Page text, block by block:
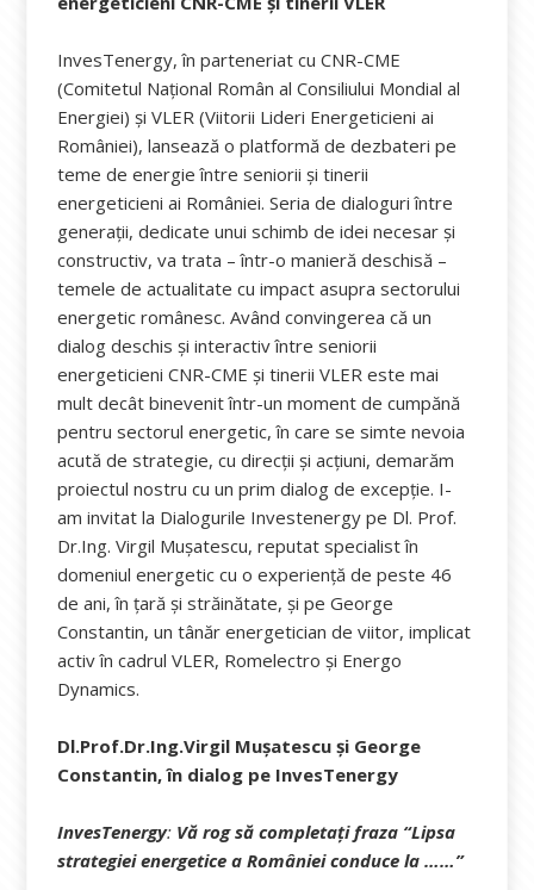
InvesTenergy, în parteneriat cu CNR-CME
(Comitetul Național Român al Consiliului Mondial al
Energiei) și VLER (Viitorii Lideri Energeticieni ai
României), lansează o platformă de dezbateri pe
teme de energie între seniorii și tinerii
energeticieni ai României. Seria de dialoguri între
generații, dedicate unui schimb de idei necesar și
constructiv, va trata – într-o manieră deschisă –
temele de actualitate cu impact asupra sectorului
energetic românesc. Având convingerea că un
dialog deschis și interactiv între seniorii
energeticieni CNR-CME și tinerii VLER este mai
mult decât binevenit într-un moment de cumpănă
pentru sectorul energetic, în care se simte nevoia
acută de strategie, cu direcții și acțiuni, demarăm
proiectul nostru cu un prim dialog de excepție. I-
am invitat la Dialogurile Investenergy pe Dl. Prof.
Dr.Ing. Virgil Mușatescu, reputat specialist în
domeniul energetic cu o experiență de peste 46
de ani, în țară și străinătate, și pe George
Constantin, un tânăr energetician de viitor, implicat
activ în cadrul VLER, Romelectro și Energo
Dynamics.
Dl.Prof.Dr.Ing.Virgil Mușatescu și George
Constantin, în dialog pe InvesTenergy
InvesTenergy: Vă rog să completați fraza “Lipsa
strategiei energetice a României conduce la ……”